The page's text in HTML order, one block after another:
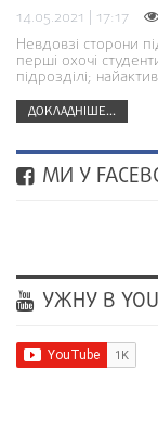
14.05.2021 | 17:17
Невдовзі сторони
перші охочі
підрозділі;
ДОКЛАДНІШЕ...
МИ У
УЖНУ В